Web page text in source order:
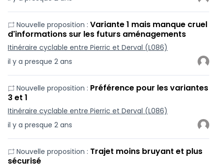
il y a presque 2 ans
Nouvelle proposition : Variante 1 mais manque cruel
d'informations sur les futurs aménagements
Itinéraire cyclable entre Pierric et Derval (L086)
il y a presque 2 ans
Nouvelle proposition : Préférence pour les variantes
3 et 1
Itinéraire cyclable entre Pierric et Derval (L086)
Nouvelle proposition : Trajet moins bruyant et plus
sécurisé